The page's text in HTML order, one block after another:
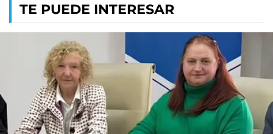
TE PUEDE INTERESAR